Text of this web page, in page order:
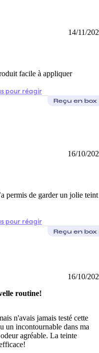
14/11/
facile à appliquer
pour réagir
Reçu en box
16/10/
permis de garder un jolie teint
pour réagir
Reçu en box
16/10/
routine!
n'avais jamais testé cette
un incontournable dans ma
agréable. La teinte